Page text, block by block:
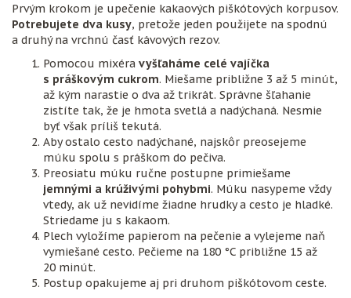
Prvým krokom je upečenie kakaových piškótových korpusov.
Potrebujete dva kusy, pretože jeden použijete na spodnú
a druhý na vrchnú časť kávových rezov.
Pomocou mixéra vyšľaháme celé vajíčka
s práškovým cukrom. Miešame približne 3 až 5 minút,
až kým narastie o dva až trikrát. Správne šľahanie
zistíte tak, že je hmota svetlá a nadýchaná. Nesmie
byť však príliš tekutá.
Aby ostalo cesto nadýchané, najskôr preosejeme
múku spolu s práškom do pečiva.
Preosiatu múku ručne postupne primiešame
jemnými a krúživými pohybmi. Múku nasypeme vždy
vtedy, ak už nevidíme žiadne hrudky a cesto je hladké.
Striedame ju s kakaom.
Plech vyložíme papierom na pečenie a vylejeme naň
vymiešané cesto. Pečieme na 180 °C približne 15 až
20 minút.
Postup opakujeme aj pri druhom piškótovom ceste.